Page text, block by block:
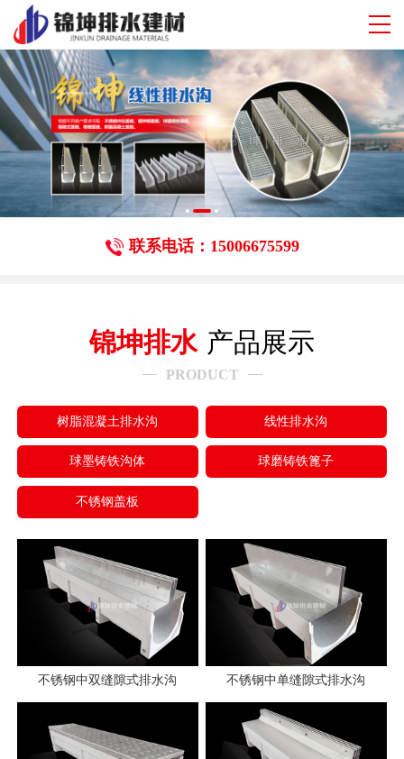
联系电话：15006675599
锦坤排水 产品展示
PRODUCT
树脂混凝土排水沟 线性排水沟
球墨铸铁沟体 球磨铸铁篦子
不锈钢盖板
不锈钢中双缝隙式排水沟 不锈钢中单缝隙式排水沟